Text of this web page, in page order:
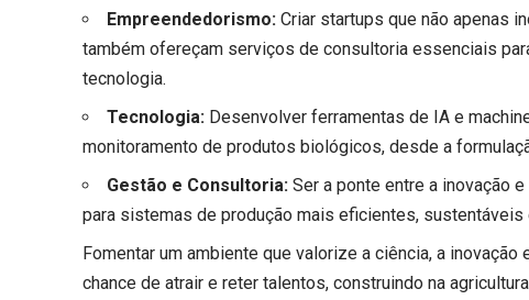
Empreendedorismo: Criar startups que não apenas
também ofereçam serviços de consultoria essenciais
tecnologia.
Tecnologia: Desenvolver ferramentas de IA e
monitoramento de produtos biológicos, desde a
Gestão e Consultoria: Ser a ponte entre a inovação
para sistemas de produção mais eficientes, sustentáveis
Fomentar um ambiente que valorize a ciência, a
chance de atrair e reter talentos, construindo na